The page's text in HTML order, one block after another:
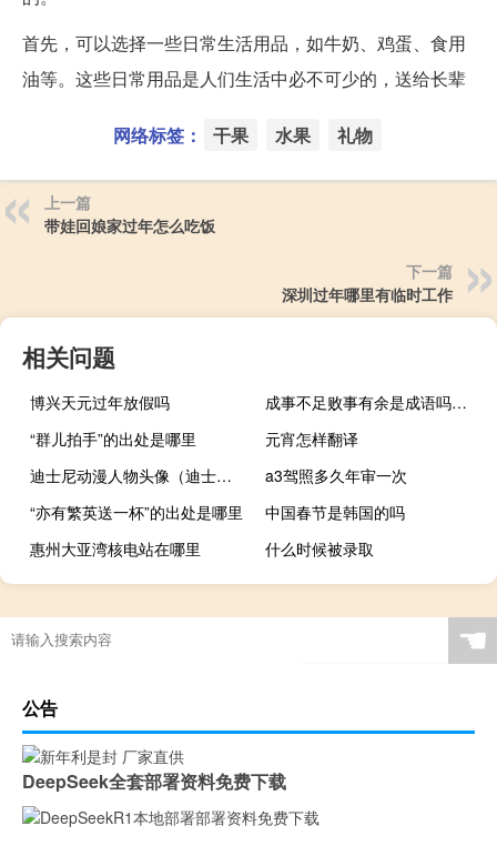
首先，可以选择一些日常生活用品，如牛奶、鸡蛋、食用
油等。这些日常用品是人们生活中必不可少的，送给长辈
网络标签： 干果 水果 礼物
上一篇
带娃回娘家过年怎么吃饭
下一篇
深圳过年哪里有临时工作
相关问题
博兴天元过年放假吗
成事不足败事有余是成语吗（成事不足败事有余）
“群儿拍手”的出处是哪里
元宵怎样翻译
迪士尼动漫人物头像（迪士尼动漫人物）
a3驾照多久年审一次
“亦有繁英送一杯”的出处是哪里
中国春节是韩国的吗
惠州大亚湾核电站在哪里
什么时候被录取
☚
公告
DeepSeek全套部署资料免费下载